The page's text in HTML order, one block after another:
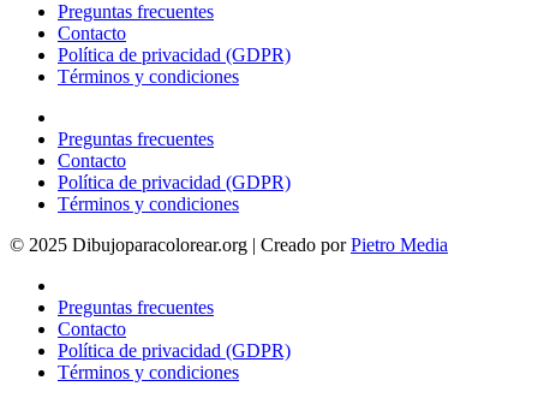
Preguntas frecuentes
Contacto
Política de privacidad (GDPR)
Términos y condiciones
Preguntas frecuentes
Contacto
Política de privacidad (GDPR)
Términos y condiciones
© 2025 Dibujoparacolorear.org | Creado porPietro Media
Preguntas frecuentes
Contacto
Política de privacidad (GDPR)
Términos y condiciones